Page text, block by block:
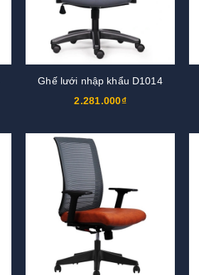
Ghế lưới nhập khẩu D1014
2.281.000₫